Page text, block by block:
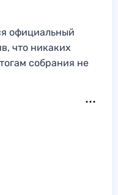
официальный
что никаких
собрания не